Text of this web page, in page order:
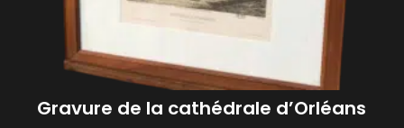
Gravure de la cathédrale d’Orléans